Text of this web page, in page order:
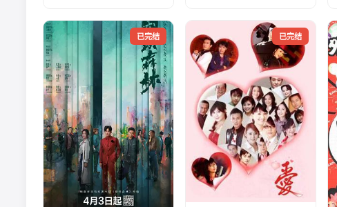
已完结 已完结